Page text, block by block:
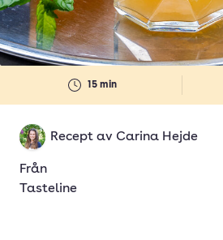
15 min
Recept av Carina Hejde
Från
Tasteline